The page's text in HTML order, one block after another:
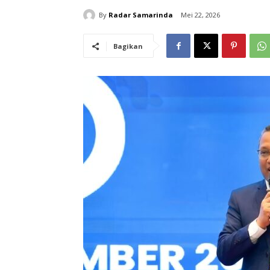
By Radar Samarinda Mei 22, 2026
Bagikan